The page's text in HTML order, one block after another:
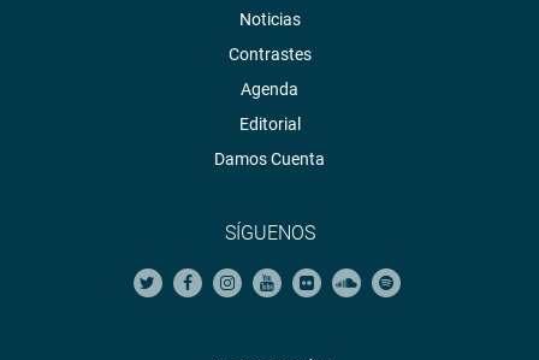
Noticias
Contrastes
Agenda
Editorial
Damos Cuenta
SÍGUENOS